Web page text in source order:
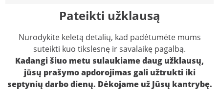
Akumuliatorių naudojimo taisyklės
Garantuojamos geriausios kainos
Pristatymo informacija
Teisinis pranešimas
Pateikti užklausą
Nurodykite keletą detalių, kad padėtumėte mums
suteikti kuo tikslesnę ir savalaikę pagalbą.
Kadangi šiuo metu sulaukiame daug užklausų,
jūsų prašymo apdorojimas gali užtrukti iki
septynių darbo dienų. Dėkojame už Jūsų kantrybę.